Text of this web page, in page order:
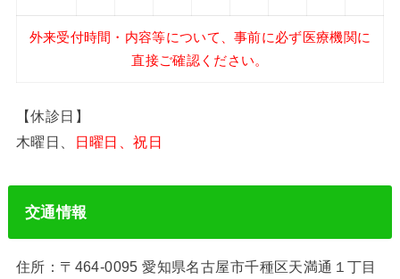
外来受付時間・内容等について、事前に必ず医療機関に
直接ご確認ください。
【休診日】
木曜日、
日曜日、祝日
交通情報
住所：〒464-0095 愛知県名古屋市千種区天満通１丁目